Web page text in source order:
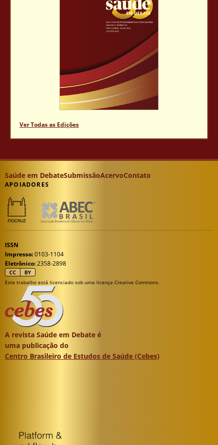
Ver Todas as Edições
Saúde em DebateSubmissãoAcervoContato
APOIADORES
ISSN
Impresso:0103-1104
Eletrônico:2358-2898
CC BY
Este trabalho está licenciado sob uma licença Creative Commons.
A revista Saúde em Debate é
uma publicação do
Centro Brasileiro de Estudos de Saúde (Cebes)